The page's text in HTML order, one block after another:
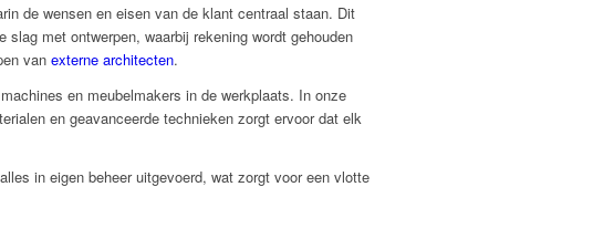
de wensen en eisen van de klant centraal staan. Dit
met ontwerpen, waarbij rekening wordt gehouden
van externe architecten.
en meubelmakers in de werkplaats. In onze
en geavanceerde technieken zorgt ervoor dat elk
in eigen beheer uitgevoerd, wat zorgt voor een vlotte